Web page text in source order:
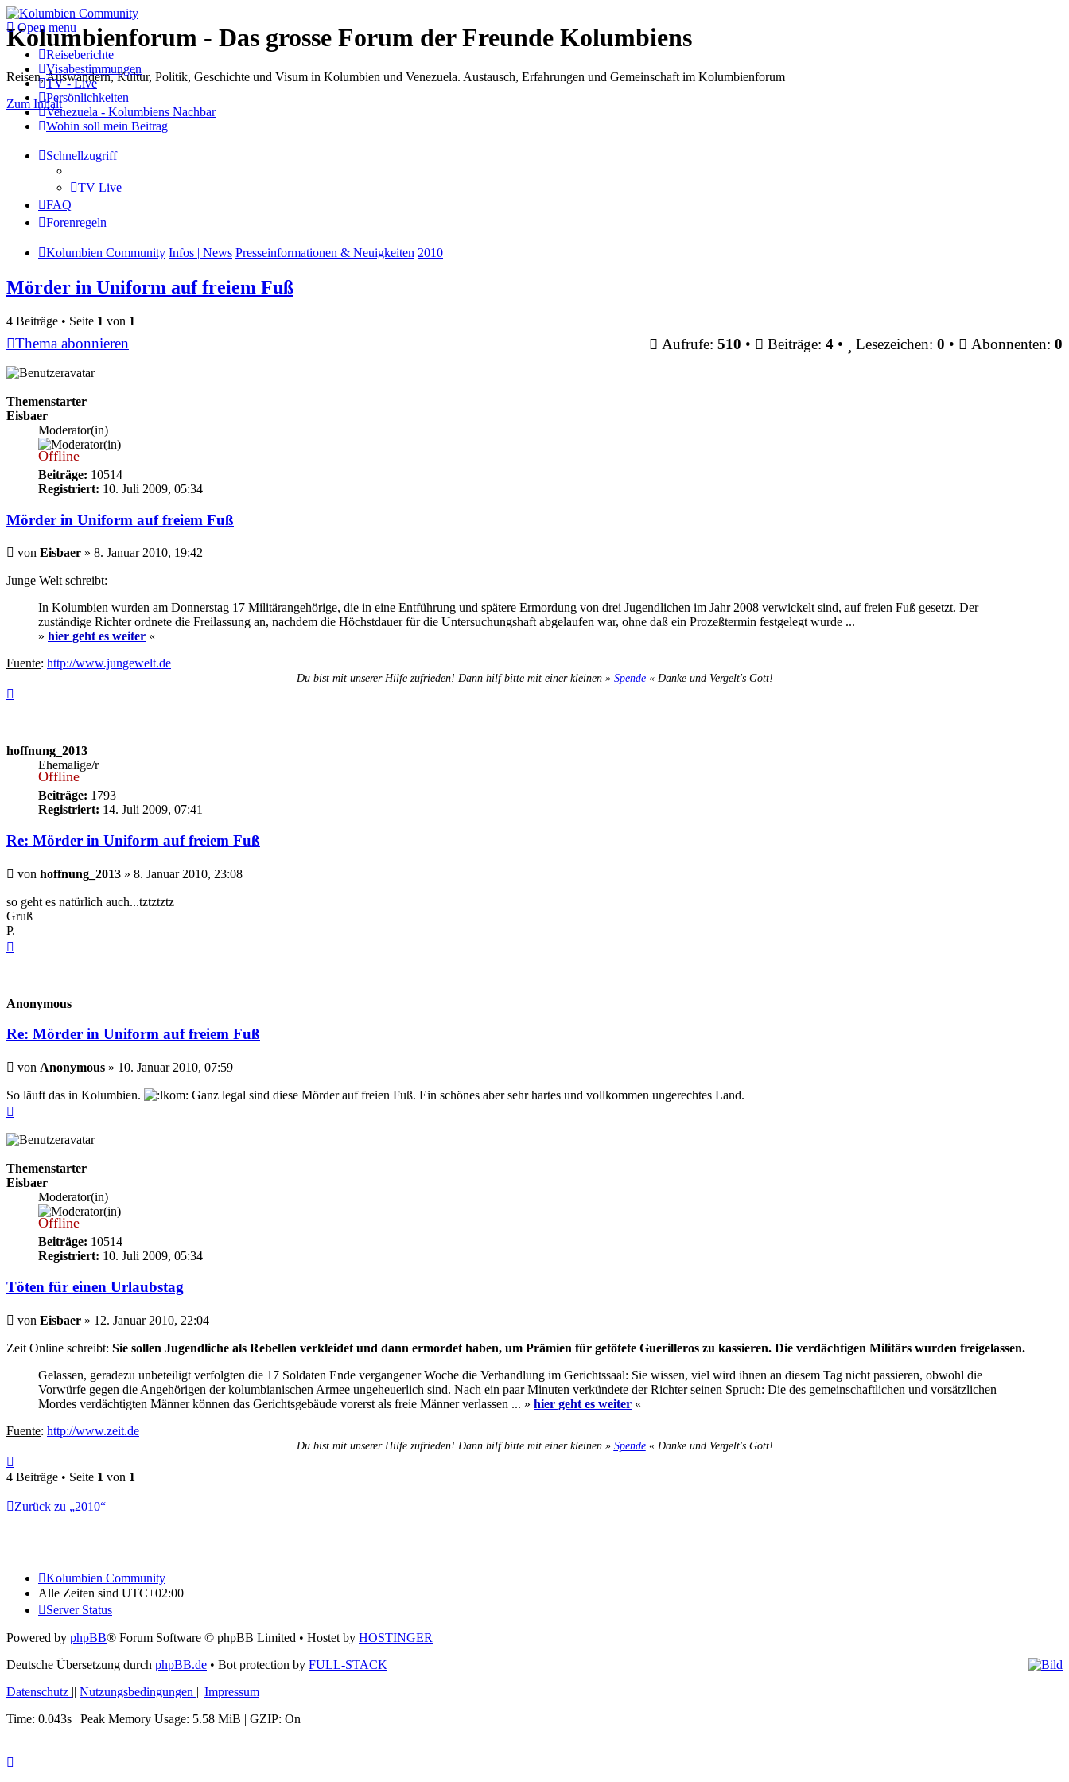
Kolumbienforum - Das grosse Forum der Freunde Kolumbiens
Reisen, Auswandern, Kultur, Politik, Geschichte und Visum in Kolumbien und Venezuela. Austausch, Erfahrungen und Gemeinschaft im Kolumbienforum
Zum Inhalt
Open menu
Reiseberichte
Visabestimmungen
TV - Live
Persönlichkeiten
Venezuela - Kolumbiens Nachbar
Wohin soll mein Beitrag
Schnellzugriff
TV Live
FAQ
Forenregeln
Kolumbien Community Infos | News Presseinformationen & Neuigkeiten 2010
Mörder in Uniform auf freiem Fuß
4 Beiträge • Seite 1 von 1
Thema abonnieren Aufrufe: 510 • Beiträge: 4 • Lesezeichen: 0 • Abonnenten: 0
Themenstarter
Eisbaer
Moderator(in)
Offline
Beiträge: 10514
Registriert: 10. Juli 2009, 05:34
Mörder in Uniform auf freiem Fuß
Beitrag
von Eisbaer » 8. Januar 2010, 19:42
Junge Welt schreibt:
In Kolumbien wurden am Donnerstag 17 Militärangehörige, die in eine Entführung und spätere Ermordung von drei Jugendlichen im Jahr 2008 verwickelt sind, auf freien Fuß gesetzt. Der
zuständige Richter ordnete die Freilassung an, nachdem die Höchstdauer für die Untersuchungshaft abgelaufen war, ohne daß ein Prozeßtermin festgelegt wurde ...
» hier geht es weiter «
Fuente: http://www.jungewelt.de
Du bist mit unserer Hilfe zufrieden! Dann hilf bitte mit einer kleinen » Spende« Danke und Vergelt's Gott!
hoffnung_2013
Ehemalige/r
Offline
Beiträge: 1793
Registriert: 14. Juli 2009, 07:41
Re: Mörder in Uniform auf freiem Fuß
Beitrag
von hoffnung_2013 » 8. Januar 2010, 23:08
so geht es natürlich auch...tztztztz
Gruß
P.
Anonymous
Re: Mörder in Uniform auf freiem Fuß
Beitrag
von Anonymous » 10. Januar 2010, 07:59
So läuft das in Kolumbien.
Ganz legal sind diese Mörder auf freien Fuß. Ein schönes aber sehr hartes und vollkommen ungerechtes Land.
Themenstarter
Eisbaer
Moderator(in)
Offline
Beiträge: 10514
Registriert: 10. Juli 2009, 05:34
Töten für einen Urlaubstag
Beitrag
von Eisbaer » 12. Januar 2010, 22:04
Zeit Online schreibt: Sie sollen Jugendliche als Rebellen verkleidet und dann ermordet haben, um Prämien für getötete Guerilleros zu kassieren. Die verdächtigen Militärs wurden freigelassen.
Gelassen, geradezu unbeteiligt verfolgten die 17 Soldaten Ende vergangener Woche die Verhandlung im Gerichtssaal: Sie wissen, viel wird ihnen an diesem Tag nicht passieren, obwohl die
Vorwürfe gegen die Angehörigen der kolumbianischen Armee ungeheuerlich sind. Nach ein paar Minuten verkündete der Richter seinen Spruch: Die des gemeinschaftlichen und vorsätzlichen
Mordes verdächtigten Männer können das Gerichtsgebäude vorerst als freie Männer verlassen ... » hier geht es weiter «
Fuente: http://www.zeit.de
Du bist mit unserer Hilfe zufrieden! Dann hilf bitte mit einer kleinen » Spende« Danke und Vergelt's Gott!
oben
4 Beiträge • Seite 1 von 1
Zurück zu „2010“
Kolumbien Community
Alle Zeiten sind UTC+02:00
Server Status
Powered by phpBB® Forum Software © phpBB Limited • Hostet by HOSTINGER
Deutsche Übersetzung durch phpBB.de • Bot protection by FULL-STACK
Datenschutz || Nutzungsbedingungen || Impressum
Time: 0.043s | Peak Memory Usage: 5.58 MiB | GZIP: On